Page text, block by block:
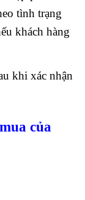
tình trạng
khách hàng
khi xác nhận
của